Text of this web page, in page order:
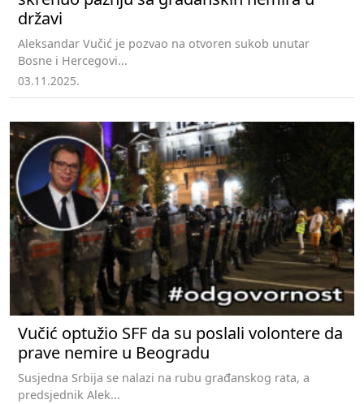
državi
Aleksandar Vučić je pozvao na otvoren sukob unutar
Bosne i Hercegovi...
03.11.2025.
Vučić optužio SFF da su poslali volontere da
prave nemire u Beogradu
Susjedna Srbija se nalazi na rubu građanskog rata, a
predsjednik Alek...